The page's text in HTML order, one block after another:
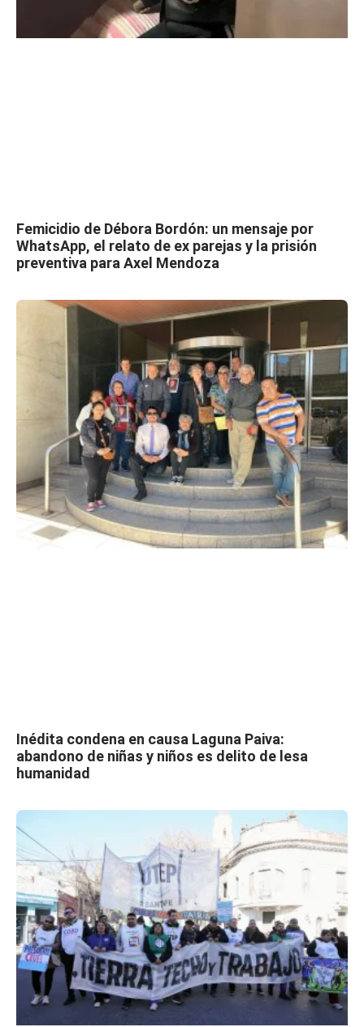
Femicidio de Débora Bordón: un mensaje por
WhatsApp, el relato de ex parejas y la prisión
preventiva para Axel Mendoza
Inédita condena en causa Laguna Paiva:
abandono de niñas y niños es delito de lesa
humanidad